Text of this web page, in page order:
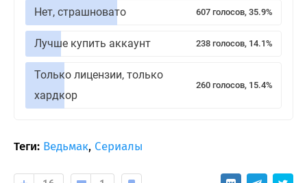
Нет, страшновато 607 голосов, 35.9%
Лучше купить аккаунт 238 голосов, 14.1%
Только лицензии, только
хардкор
260 голосов, 15.4%
Теги: Ведьмак, Сериалы